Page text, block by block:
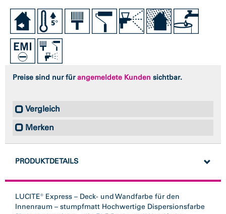
Preise sind nur fürangemeldete Kunden sichtbar.
Vergleich
Merken
PRODUKTDETAILS
LUCITE® Express – Deck- und Wandfarbe für den
Innenraum – stumpfmatt Hochwertige Dispersionsfarbe